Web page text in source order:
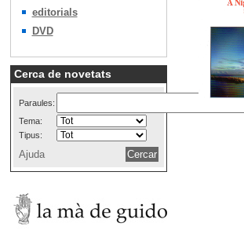
editorials
DVD
Cerca de novetats
Paraules:
Tema:
Tipus:
Ajuda